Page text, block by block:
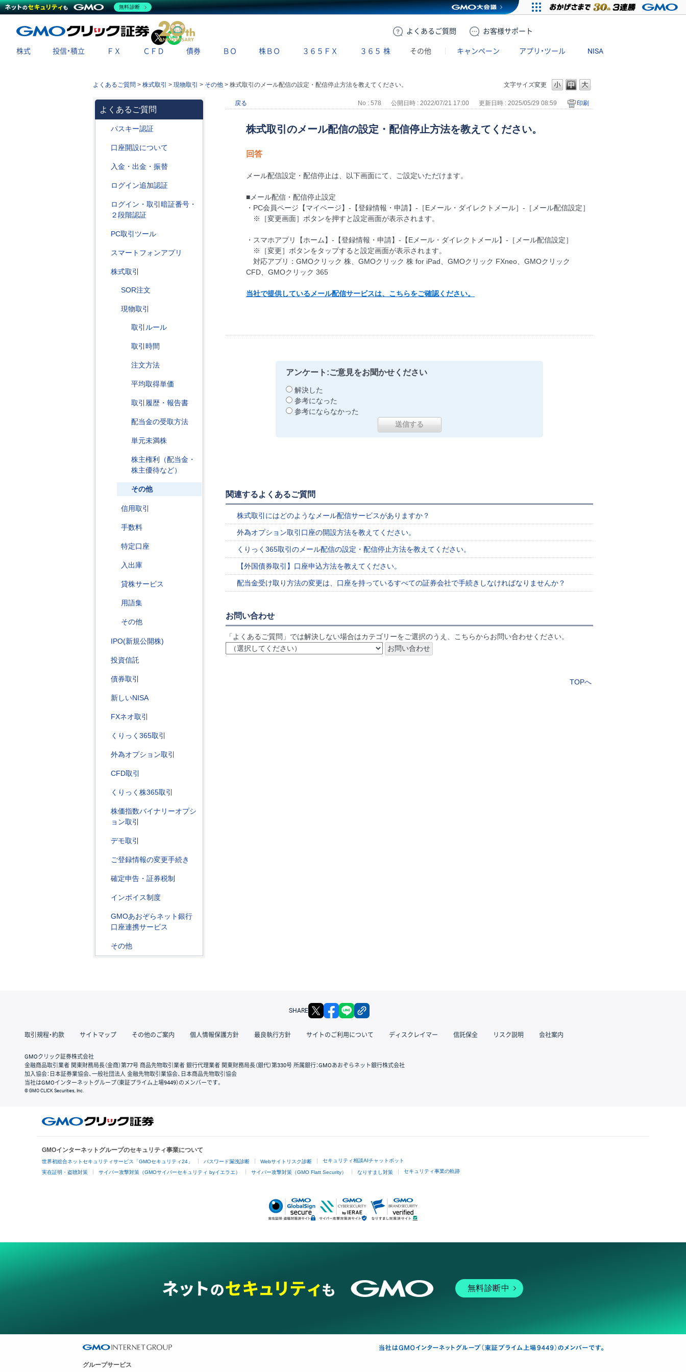
よくある ご質問 お客様サポート
X
株式 投信・積立 ＦＸ ＣＦＤ 債券 ＢＯ 株ＢＯ ３６５ＦＸ ３６５ 株 その他 キャンペーン アプリ・ツール NISA
文字サイズ変更
よくあるご質問 > 株式取引 > 現物取引 > その他 > 株式取引のメール配信の設定・配信停止方法を教えてください。
よくあるご質問
パスキー認証
口座開設について
入金・出金・振替
ログイン追加認証
ログイン・取引暗証番号・
２段階認証
PC取引ツール
スマートフォンアプリ
株式取引
SOR注文
現物取引
取引ルール
取引時間
注文方法
平均取得単価
取引履歴・報告書
配当金の受取方法
単元未満株
株主権利（配当金・
株主優待など）
その他
信用取引
手数料
特定口座
入出庫
貸株サービス
用語集
その他
IPO(新規公開株)
投資信託
債券取引
新しいNISA
FXネオ取引
くりっく365取引
外為オプション取引
CFD取引
くりっく株365取引
株価指数バイナリーオプシ
ョン取引
デモ取引
ご登録情報の変更手続き
確定申告・証券税制
インボイス制度
GMOあおぞらネット銀行
口座連携サービス
その他
戻る No : 578 公開日時 : 2022/07/21 17:00 更新日時 : 2025/05/29 08:59 印刷
株式取引のメール配信の設定・配信停止方法を教えてください。
回答
メール配信設定・配信停止は、以下画面にて、ご設定いただけます。
■メール配信・配信停止設定
・PC会員ページ【マイページ】-【登録情報・申請】-［Eメール・ダイレクトメール］-［メール配信設定］
※［変更画面］ボタンを押すと設定画面が表示されます。
・スマホアプリ【ホーム】-【登録情報・申請】-【Eメール・ダイレクトメール】-［メール配信設定］
※［変更］ボタンをタップすると設定画面が表示されます。
対応アプリ：GMOクリック 株、GMOクリック 株 for iPad、GMOクリック FXneo、GMOクリック
CFD、GMOクリック 365
当社で提供しているメール配信サービスは、こちらをご確認ください。
アンケート:ご意見をお聞かせください
解決した
参考になった
参考にならなかった
関連するよくあるご質問
株式取引にはどのようなメール配信サービスがありますか？
外為オプション取引口座の開設方法を教えてください。
くりっく365取引のメール配信の設定・配信停止方法を教えてください。
【外国債券取引】口座申込方法を教えてください。
配当金受け取り方法の変更は、口座を持っているすべての証券会社で手続きしなければなりませんか？
お問い合わせ
「よくあるご質問」では解決しない場合はカテゴリーをご選択のうえ、こちらからお問い合わせください。
TOPへ
SHARE X facebook
取引規程・約款 サイトマップ その他のご案内 個人情報保護方針 最良執行方針 サイトのご利用について ディスクレイマー 信託保全 リスク説明 会社案内
GMOクリック証券株式会社
金融商品取引業者 関東財務局長（金商）第77号 商品先物取引業者 銀行代理業者 関東財務局長（銀代）第330号 所属銀行：GMOあおぞらネット銀行株式会社
加入協会：日本証券業協会、一般社団法人 金融先物取引業協会、日本商品先物取引協会
当社はGMOインターネットグループ（東証プライム上場9449）のメンバーです。
© GMO CLICK Securities, Inc.
GMOインターネットグループのセキュリティ事業について
世界初総合ネットセキュリティサービス「GMOセキュリティ24」 パスワード漏洩診断 Webサイトリスク診断 セキュリティ相談AIチャットボット
実在証明・盗聴対策 サイバー攻撃対策（GMOサイバーセキュリティ byイエラエ） サイバー攻撃対策（GMO Flatt Security） なりすまし対策 セキュリティ事業の軌跡
無料診断中
グループサービス
無料診断